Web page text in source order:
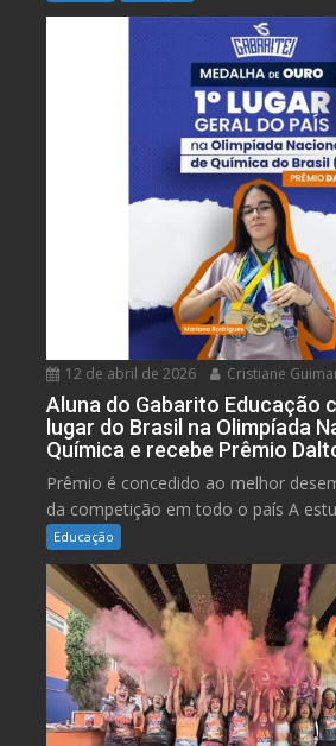
12 de abril de 2026 Cristiane
Aluna do Gabarito Educação
lugar do Brasil na Olimpíada
Química e recebe Prêmio
Prêmio é concedido ao melhor
da competição em todo o país A
Educação